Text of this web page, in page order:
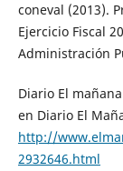
coneval (2013).
Ejercicio Fiscal
Administración
Diario El
en Diario El
http://
2932646.html